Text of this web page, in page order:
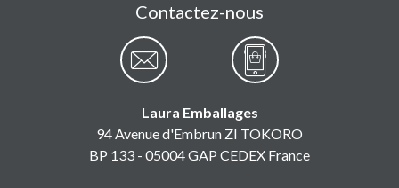
Contactez-nous
Laura Emballages
94 Avenue d'Embrun ZI TOKORO
BP 133 - 05004 GAP CEDEX France